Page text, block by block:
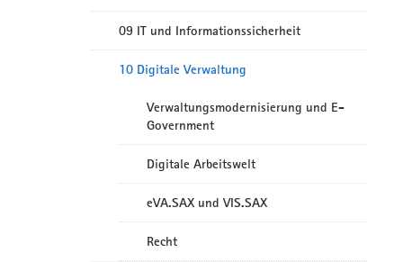
09 IT und Informationssicherheit
10 Digitale Verwaltung
Verwaltungsmodernisierung und E-
Government
Digitale Arbeitswelt
eVA.SAX und VIS.SAX
Recht